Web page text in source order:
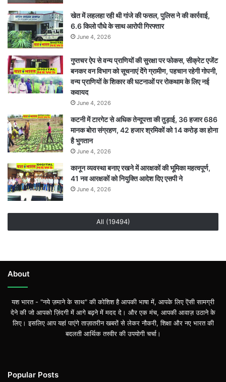
स्वास्थ्य
विभाग
ने
बिठाई
जांच
खेत में लहलहा रही थी गांजे की फसल, पुलिस ने की कार्रवाई,
6.6 किलो पौधे के साथ आरोपी गिरफ्तार
June 4, 2026
गुप्तचर ऐप से वन्य प्राणियों की सुरक्षा पर फोकस, सीक्रेट एजेंट
बनकर वन विभाग को सूचनाएं देेंगे ग्रामीण, पहचान रहेगी गोपनी,
वन्य प्राणियों के शिकार की घटनाओं पर रोकथाम के लिए नई
कवायद
June 4, 2026
कटनी में टारगेट से अधिक तेन्दूपत्ता की तुड़ाई, 36 हजार 686
मानक बोरा संग्रहण, 42 हजार श्रमिकों को 14 करोड़ का होना
है भुगतान
June 4, 2026
कानून व्यवस्था बनाए रखने में आरक्षकों की भूमिका महत्वपूर्ण,
41 नव आरक्षकों को नियुक्ति आदेश दिए एसपी ने
June 4, 2026
All (19494)
About
यश भारत - "नये ज़माने के साथ" की कोशिश है आपकी भाषा में, आपके लिए ऎसी सामग्री
देने की जो आपको ज़िंदगी में आगे बढ़ने में मदद दे। और एक मंच, आपकी आवाज़ उठाने के
लिए। इसलिए आप यहां पाएंगे ताज़ातरीन खबरों से लेकर नौकरी, शिक्षा और नए भारत की
बदलती आर्थिक तस्वीर की उपयोगी चर्चा।
Popular Posts